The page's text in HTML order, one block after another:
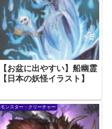
【お盆に出やすい】船幽霊
【日本の妖怪イラスト】
モンスター・クリーチャー